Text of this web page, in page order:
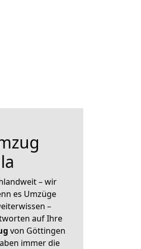
– wir
es Umzüge
–
auf Ihre
von Göttingen
immer die